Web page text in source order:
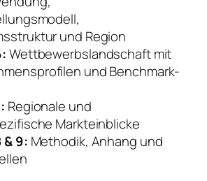
und Region
Wettbewerbslandschaft mit
und Benchmark-
Regionale und
Markteinblicke
& 9: Methodik, Anhang und